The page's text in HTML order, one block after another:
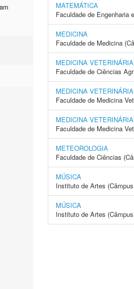
MATEMÁTICA
Faculdade de Engenharia
MEDICINA
Faculdade de Medicina
MEDICINA VETERINÁRIA
Faculdade de Ciências
MEDICINA VETERINÁRIA
Faculdade de Medicina
MEDICINA VETERINÁRIA
Faculdade de Medicina
METEOROLOGIA
Faculdade de Ciências
MÚSICA
Instituto de Artes
MÚSICA
Instituto de Artes